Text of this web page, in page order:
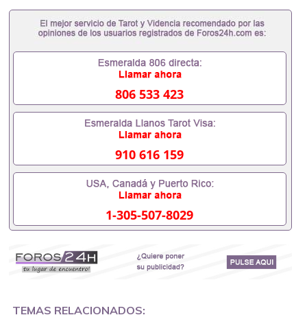
凭办理英国文凭办理加拿大文凭办理德国文凭 一、快
速办理材料： 1、毕业证+成绩单+留学回国人员证明
+教育部认证,录取通知书，雅思。（全套留学回国必
2、雅思、托福，OFFER，在读证明，学生卡等留学
相关材料（申请学校、转学，甚至是申请工签都可以
证成绩单，学校，专业，学位，毕业时间都可以根据
客户要求安排。 国内找工作假的毕业证可以用吗
551190476假的毕业证成绩单可以办学历认证吗
551190476要定居国外需要办理什么材料551190476
入职事业单位/国企假的毕业证会查吗551190476入职
国企/事业单位需要些什么材料551190476办理假毕业
证在国内能用吗, 挂科拿不到毕业证怎么办, 毕业证丢
了怎么办, 没有正常毕业怎么办理毕业证,没毕业可以
办学历认证吗,您是否因为中途辍学、挂科而没有正常
毕业551190476您是否因为递交材料不齐而被拒之门
外551190476您是否因没正常毕业而导致回国得不到
怎么办551190476找工作没有文凭怎么办,怎么办理本
科/研究生文凭551190476如何办理本科/硕士毕业证
551190476国外大学文凭可以打工作吗551190476怎
806 533 423
910 616 159
1-305-507-8029
TEMAS RELACIONADOS: